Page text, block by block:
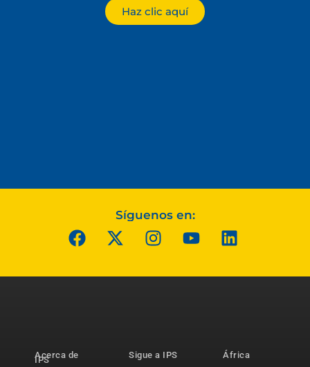
Haz clic aquí
Síguenos en:
Acerca de
IPS
Sigue a IPS
África